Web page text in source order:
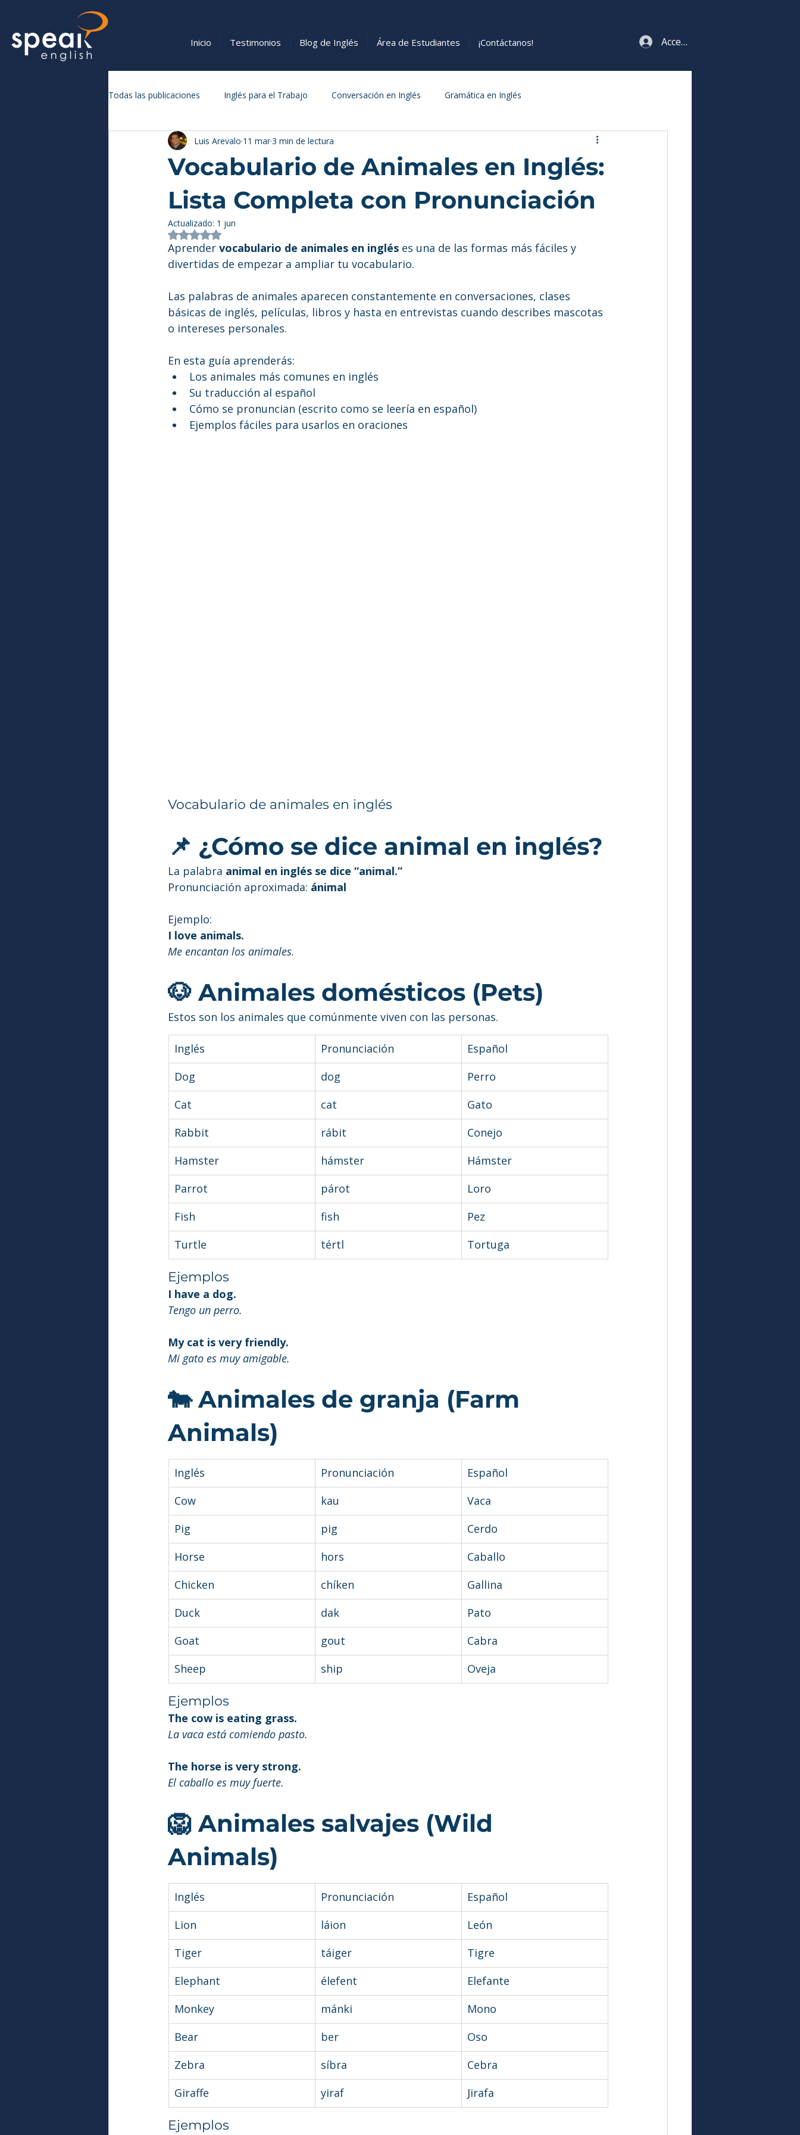
Inicio Testimonios Blog de Inglés Área de Estudiantes ¡Contáctanos! Acceso estudiantes
Todas las publicaciones Inglés para el Trabajo Conversación en Inglés Gramática en Inglés
Vocabulario y Expresiones en Inglés Cómo Aprender Inglés
Vocabulario de Animales en Inglés:
Lista Completa con Pronunciación
Luis Arevalo 11 mar3 min de lectura
Actualizado: 1 jun
Obtuvo NaN de 5 estrellas.
Aprender vocabulario de animales en inglés es una de las formas más fáciles y
divertidas de empezar a ampliar tu vocabulario.
Las palabras de animales aparecen constantemente en conversaciones, clases
básicas de inglés, películas, libros y hasta en entrevistas cuando describes mascotas
o intereses personales.
En esta guía aprenderás:
Los animales más comunes en inglés
Su traducción al español
Cómo se pronuncian (escrito como se leería en español)
Ejemplos fáciles para usarlos en oraciones
Vocabulario de animales en inglés
📌 ¿Cómo se dice animal en inglés?
La palabra animal en inglés se dice “animal.”
Pronunciación aproximada: ánimal
Ejemplo:
I love animals.
Me encantan los animales.
🐶 Animales domésticos (Pets)
Estos son los animales que comúnmente viven con las personas.
Inglés Pronunciación
Español
Dog
dog
Perro
Cat
cat
Gato
Rabbit
rábit
Conejo
Hamster
hámster
Hámster
Parrot
párot
Loro
Fish
fish
Pez
Turtle
tértl Tortuga
Ejemplos
I have a dog.
Tengo un perro.
My cat is very friendly.
Mi gato es muy amigable.
🐄 Animales de granja (Farm
Animals)
Inglés Pronunciación
Español
Cow
kau
Vaca
Pig
pig
Cerdo
Horse
hors
Caballo
Chicken
chíken
Gallina
Duck
dak
Pato
Goat
gout
Cabra
Sheep
ship Oveja
Ejemplos
The cow is eating grass.
La vaca está comiendo pasto.
The horse is very strong.
El caballo es muy fuerte.
🦁 Animales salvajes (Wild
Animals)
Inglés Pronunciación
Español
Lion
láion
León
Tiger
táiger
Tigre
Elephant
élefent
Elefante
Monkey
mánki
Mono
Bear
ber
Oso
Zebra
síbra
Cebra
Giraffe
yiraf Jirafa
Ejemplos